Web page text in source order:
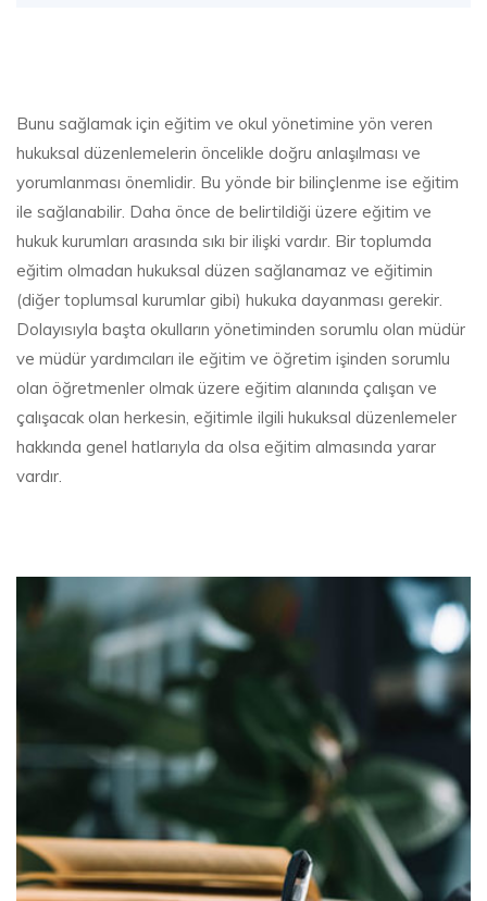
Bunu sağlamak için eğitim ve okul yönetimine yön veren
hukuksal düzenlemelerin öncelikle doğru anlaşılması ve
yorumlanması önemlidir. Bu yönde bir bilinçlenme ise eğitim
ile sağlanabilir. Daha önce de belirtildiği üzere eğitim ve
hukuk kurumları arasında sıkı bir ilişki vardır. Bir toplumda
eğitim olmadan hukuksal düzen sağlanamaz ve eğitimin
(diğer toplumsal kurumlar gibi) hukuka dayanması gerekir.
Dolayısıyla başta okulların yönetiminden sorumlu olan müdür
ve müdür yardımcıları ile eğitim ve öğretim işinden sorumlu
olan öğretmenler olmak üzere eğitim alanında çalışan ve
çalışacak olan herkesin, eğitimle ilgili hukuksal düzenlemeler
hakkında genel hatlarıyla da olsa eğitim almasında yarar
vardır.